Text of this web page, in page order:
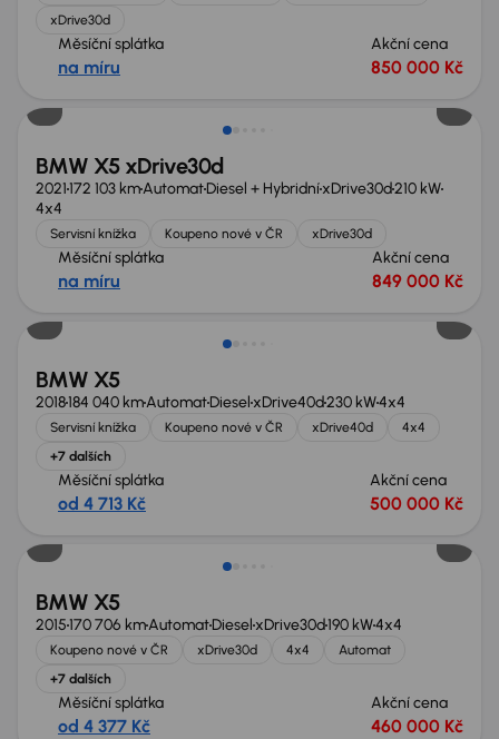
xDrive30d
Měsíční splátka
na míru
Akční cena
850 000 Kč
Možnost odpočtu DPH
BMW X5 xDrive30d
2021172 103 kmAutomatDiesel + HybridníxDrive30d210 kW
4x4
Servisní knížka Koupeno nové v ČR xDrive30d
Měsíční splátka
na míru
Akční cena
849 000 Kč
Zlevněno o 40 000 Kč
BMW X5
2018184 040 kmAutomatDiesel xDrive40d230 kW4x4
Servisní knížka Koupeno nové v ČR xDrive40d
4x4
+7 dalších
Měsíční splátka
od 4 713 Kč
Akční cena
500 000 Kč
BMW X5
2015170 706 kmAutomatDiesel xDrive30d190 kW4x4
Koupeno nové v ČR xDrive30d 4x4
Automat
+7 dalších
Měsíční splátka
od 4 377 Kč
Akční cena
460 000 Kč